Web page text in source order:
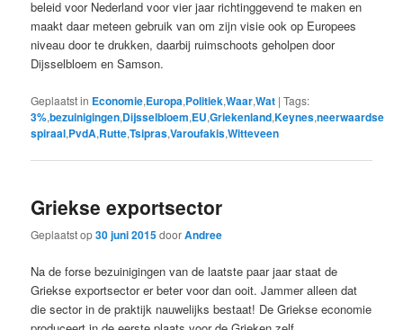
beleid voor Nederland voor vier jaar richtinggevend te maken en
maakt daar meteen gebruik van om zijn visie ook op Europees
niveau door te drukken, daarbij ruimschoots geholpen door
Dijsselbloem en Samson.
Geplaatst in Economie,Europa,Politiek,Waar,Wat |Tags:
3%,bezuinigingen,Dijsselbloem,EU,Griekenland,Keynes,neerwaardse
spiraal,PvdA,Rutte,Tsipras,Varoufakis,Witteveen
Griekse exportsector
Geplaatst op30 juni 2015doorAndree
Na de forse bezuinigingen van de laatste paar jaar staat de
Griekse exportsector er beter voor dan ooit. Jammer alleen dat
die sector in de praktijk nauwelijks bestaat! De Griekse economie